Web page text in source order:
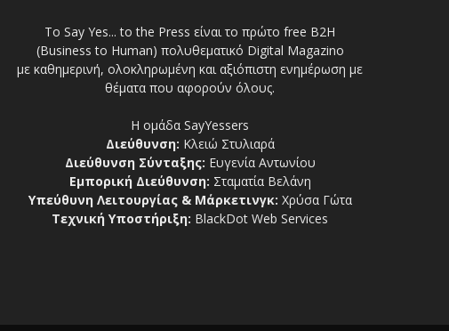
Το Say Yes... to the Press είναι το πρώτο free Β2Η
(Business to Human) πολυθεματικό Digital Magazino
με καθημερινή, ολοκληρωμένη και αξιόπιστη ενημέρωση με
θέματα που αφορούν όλους.
Η ομάδα SayYessers
Διεύθυνση: Κλειώ Στυλιαρά
Διεύθυνση Σύνταξης: Ευγενία Αντωνίου
Εμπορική Διεύθυνση: Σταματία Βελάνη
Υπεύθυνη Λειτουργίας & Μάρκετινγκ: Χρύσα Γώτα
Τεχνική Υποστήριξη: BlackDot Web Services